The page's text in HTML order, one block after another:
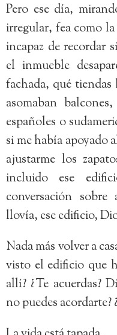
Pero ese día,
irregular, fea como
incapaz de recordar
el inmueble
fachada, qué
asomaban
españoles o
si me había apoyado
ajustarme los
incluido ese
conversación
llovía, ese edificio,
Nada más volver a
visto el edificio que
allí? ¿Te acuerdas?
no puedes